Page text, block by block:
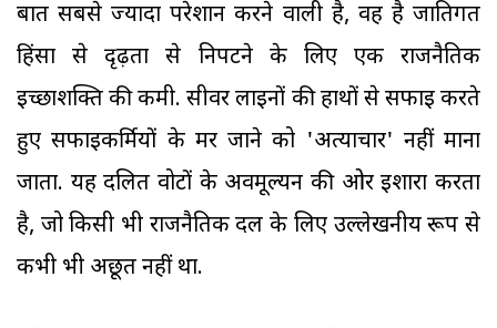
बात सबसे ज्यादा परेशान करने वाली है, वह है जातिगत
हिंसा से दृढ़ता से निपटने के लिए एक राजनैतिक
इच्छाशक्ति की कमी. सीवर लाइनों की हाथों से सफाई करते
हुए सफाईकर्मियों के मर जाने को 'अत्याचार' नहीं माना
जाता. यह दलित वोटों के अवमूल्यन की ओर इशारा करता
है, जो किसी भी राजनैतिक दल के लिए उल्लेखनीय रूप से
कभी भी अछूत नहीं था.